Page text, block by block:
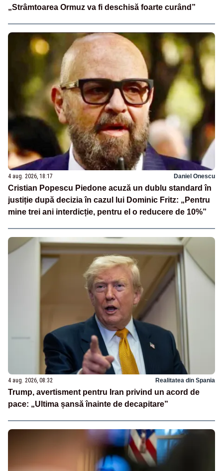
„Strâmtoarea Ormuz va fi deschisă foarte curând”
4 aug. 2026, 18:17 Daniel Onescu
Cristian Popescu Piedone acuză un dublu standard în
justiție după decizia în cazul lui Dominic Fritz: „Pentru
mine trei ani interdicție, pentru el o reducere de 10%”
4 aug. 2026, 08:32 Realitatea din Spania
Trump, avertisment pentru Iran privind un acord de
pace: „Ultima șansă înainte de decapitare”